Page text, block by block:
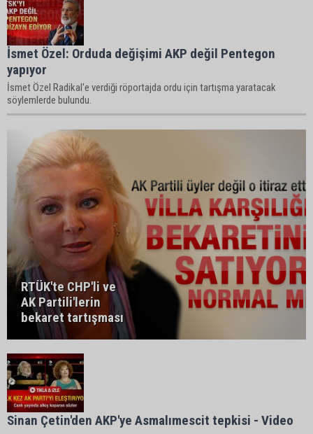
İsmet Özel: Orduda değişimi AKP değil Pentegon
yapıyor
İsmet Özel Radikal'e verdiği röportajda ordu için tartışma yaratacak
söylemlerde bulundu.
RTÜK'te CHP'li ve
AK Partili'lerin
bekaret tartışması
Sinan Çetin'den AKP'ye Asmalımescit tepkisi - Video